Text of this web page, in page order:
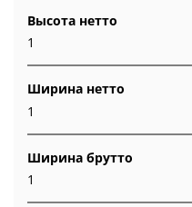
Высота нетто
1
Ширина нетто
1
Ширина брутто
1